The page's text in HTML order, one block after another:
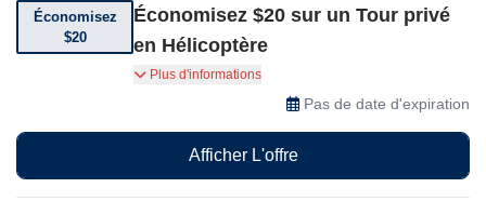
Économisez
$20
Économisez $20 sur un Tour privé
en Hélicoptère
Offre Spéciale Économisez $20 sur un tour privé
en Hélicoptère de 15 minutes à Los Vegas, vol
Plus d'informations
Pas de date d'expiration
Afficher L'offre